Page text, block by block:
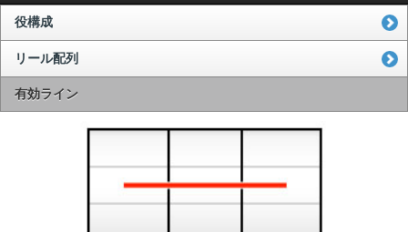
役構成
リール配列
有効ライン